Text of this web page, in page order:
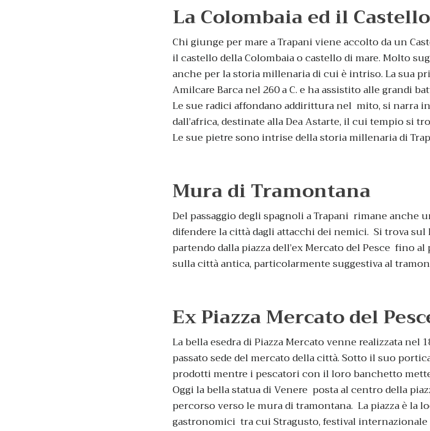
La Colombaia ed il Castello
Chi giunge per mare a Trapani viene accolto da un
il castello della Colombaia o castello di mare. Molto
anche per la storia millenaria di cui è intriso. La sua
Amilcare Barca nel 260 a C. e ha assistito alle grandi
Le sue radici affondano addirittura nel mito, si narra
dall’africa, destinate alla Dea Astarte, il cui tempio si
Le sue pietre sono intrise della storia millenaria di
Mura di Tramontana
Del passaggio degli spagnoli a Trapani rimane anche
difendere la città dagli attacchi dei nemici. Si trova
partendo dalla piazza dell’ex Mercato del Pesce fino
sulla città antica, particolarmente suggestiva al
Ex Piazza Mercato del
La bella esedra di Piazza Mercato venne realizzata nel
passato sede del mercato della città. Sotto il suo
prodotti mentre i pescatori con il loro banchetto
Oggi la bella statua di Venere posta al centro della
percorso verso le mura di tramontana. La piazza è
gastronomici tra cui Stragusto, festival internazionale